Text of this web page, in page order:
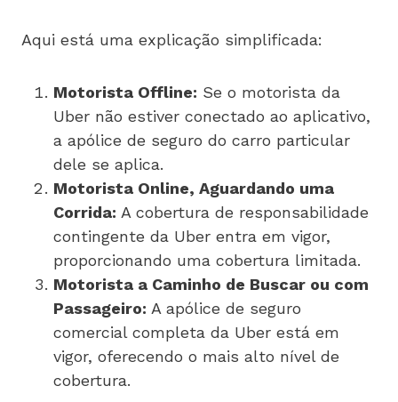
Aqui está uma explicação simplificada:
Motorista Offline: Se o motorista da
Uber não estiver conectado ao aplicativo,
a apólice de seguro do carro particular
dele se aplica.
Motorista Online, Aguardando uma
Corrida: A cobertura de responsabilidade
contingente da Uber entra em vigor,
proporcionando uma cobertura limitada.
Motorista a Caminho de Buscar ou com
Passageiro: A apólice de seguro
comercial completa da Uber está em
vigor, oferecendo o mais alto nível de
cobertura.